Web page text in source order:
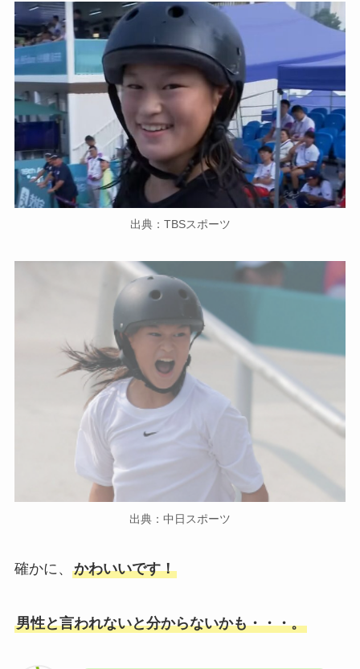
出典：TBSスポーツ
出典：中日スポーツ
確かに、 かわいいです！
男性と言われないと分からないかも・・・。